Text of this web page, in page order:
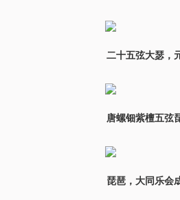
二十五弦大瑟，
唐螺钿紫檀五弦
琵琶，大同乐会